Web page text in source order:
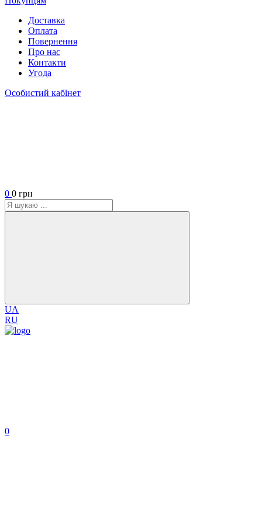
Доставка
Оплата
Повернення
Про нас
Контакти
Угода
Особистий кабінет
0 0 грн
UA
RU
0